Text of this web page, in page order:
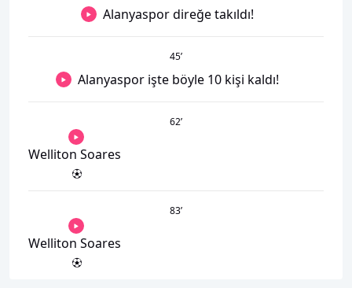
Alanyaspor direğe takıldı!
45’
Alanyaspor işte böyle 10 kişi kaldı!
62’
Welliton Soares
83’
Welliton Soares